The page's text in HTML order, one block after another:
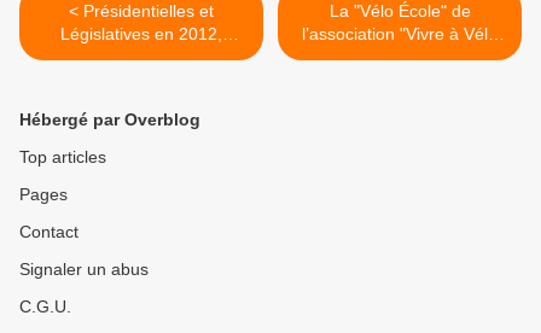
< Présidentielles et
Législatives en 2012,
inscrivez-vous sur les listes
La "Vélo École" de
l’association "Vivre à Vélo
en Ville" de Montreuil >
Hébergé par Overblog
Top articles
Pages
Contact
Signaler un abus
C.G.U.